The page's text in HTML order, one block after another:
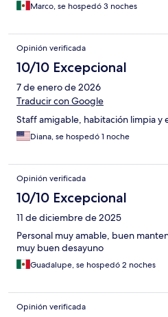
Marco, se hospedó 3 noches
Opinión verificada
10/10 Excepcional
7 de enero de 2026
Traducir con Google
Staff amigable, habitación limpia y
Diana, se hospedó 1 noche
Opinión verificada
10/10 Excepcional
11 de diciembre de 2025
Personal muy amable, buen
muy buen desayuno
Guadalupe, se hospedó 2 noches
Opinión verificada